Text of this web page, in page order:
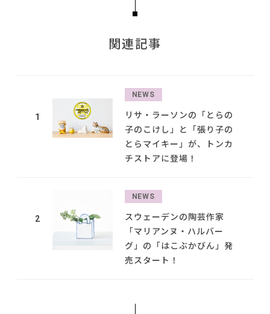
関連記事
1
NEWS
リサ・ラーソンの「とらの
子のこけし」と「張り子の
とらマイキー」が、トンカ
チストアに登場！
2
NEWS
スウェーデンの陶芸作家
「マリアンヌ・ハルバー
グ」の「はこぶかびん」発
売スタート！